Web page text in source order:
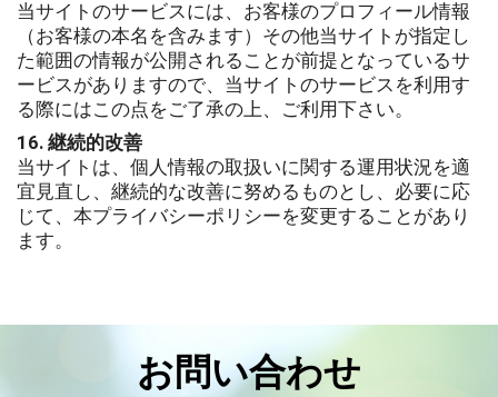
当サイトのサービスには、お客様のプロフィール情報
（お客様の本名を含みます）その他当サイトが指定し
た範囲の情報が公開されることが前提となっているサ
ービスがありますので、当サイトのサービスを利用す
る際にはこの点をご了承の上、ご利用下さい。
16. 継続的改善
当サイトは、個人情報の取扱いに関する運用状況を適
宜見直し、継続的な改善に努めるものとし、必要に応
じて、本プライバシーポリシーを変更することがあり
ます。
お問い合わせ